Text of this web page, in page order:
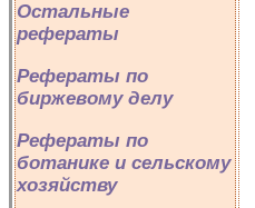
Остальные
рефераты
Рефераты по
биржевому делу
Рефераты по
ботанике и сельскому
хозяйству